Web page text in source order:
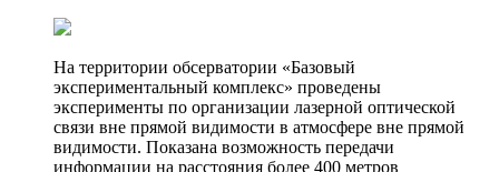
На территории обсерватории «Базовый
экспериментальный комплекс» проведены
эксперименты по организации лазерной оптической
связи вне прямой видимости в атмосфере вне прямой
видимости. Показана возможность передачи
информации на расстояния более 400 метров